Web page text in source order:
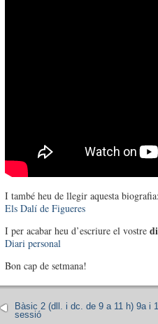
I també heu de llegir aquesta biografia:
Els Dalí de Figueres
I per acabar heu d’escriure el vostre
Diari personal
Bon cap de setmana!
Bàsic 2 (dll. i dc. de 9 a 11 h) 9a i
sessió